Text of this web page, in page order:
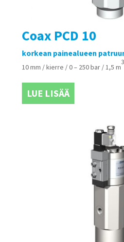
Coax PCD 10
korkean painealueen
10 mm / kierre / 0 – 250 bar / 1,5 m
3
LUE LISÄÄ